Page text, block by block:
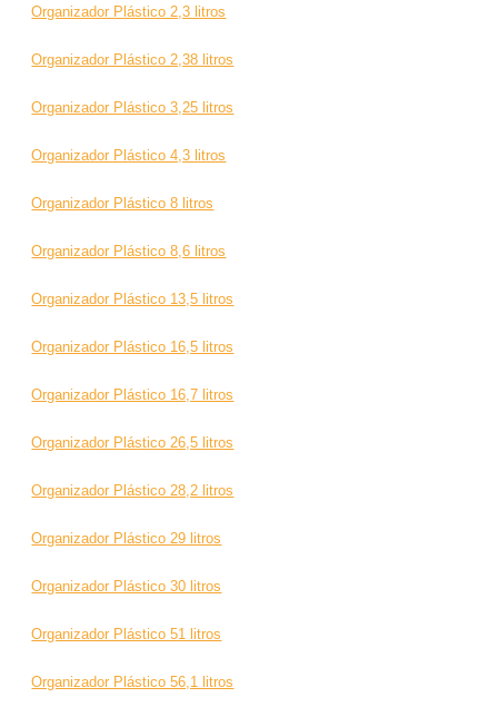
Organizador Plástico 2,3 litros
Organizador Plástico 2,38 litros
Organizador Plástico 3,25 litros
Organizador Plástico 4,3 litros
Organizador Plástico 8 litros
Organizador Plástico 8,6 litros
Organizador Plástico 13,5 litros
Organizador Plástico 16,5 litros
Organizador Plástico 16,7 litros
Organizador Plástico 26,5 litros
Organizador Plástico 28,2 litros
Organizador Plástico 29 litros
Organizador Plástico 30 litros
Organizador Plástico 51 litros
Organizador Plástico 56,1 litros